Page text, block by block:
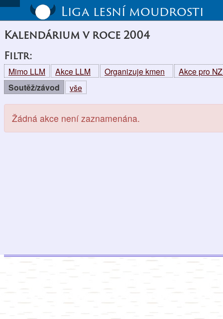
Liga lesní moudrosti
Kalendárium v roce 2004
Filtr:
Mimo LLM Akce LLM Organizuje kmen Akce pro
Soutěž/závod vše
Žádná akce není zaznamenána.